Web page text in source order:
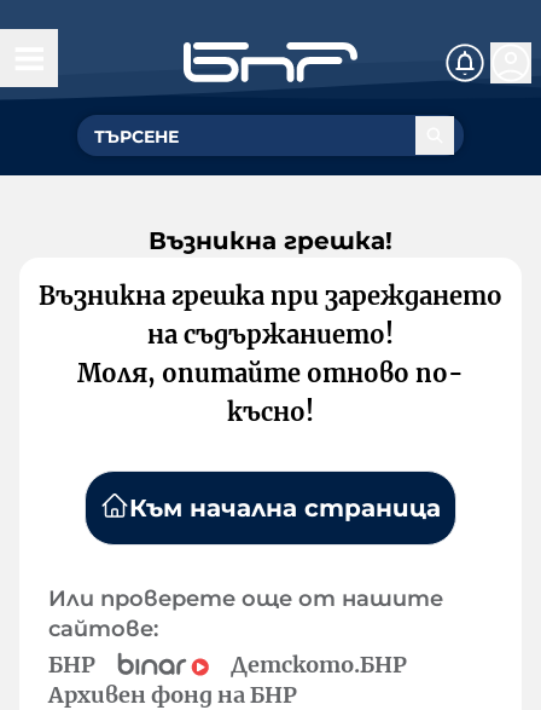
Възникна грешка!
Възникна грешка при зареждането
на съдържанието!
Моля, опитайте отново по-
късно!
Към начална страница
Или проверете още от нашите
сайтове:
БНР
Детското.БНР
Архивен фонд на БНР